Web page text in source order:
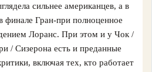
сильнее американцев, а в
финале Гран‑при полноценное
Лоранс. При этом и у Чок /
/ Сизерона есть и преданные
включая тех, кто работает